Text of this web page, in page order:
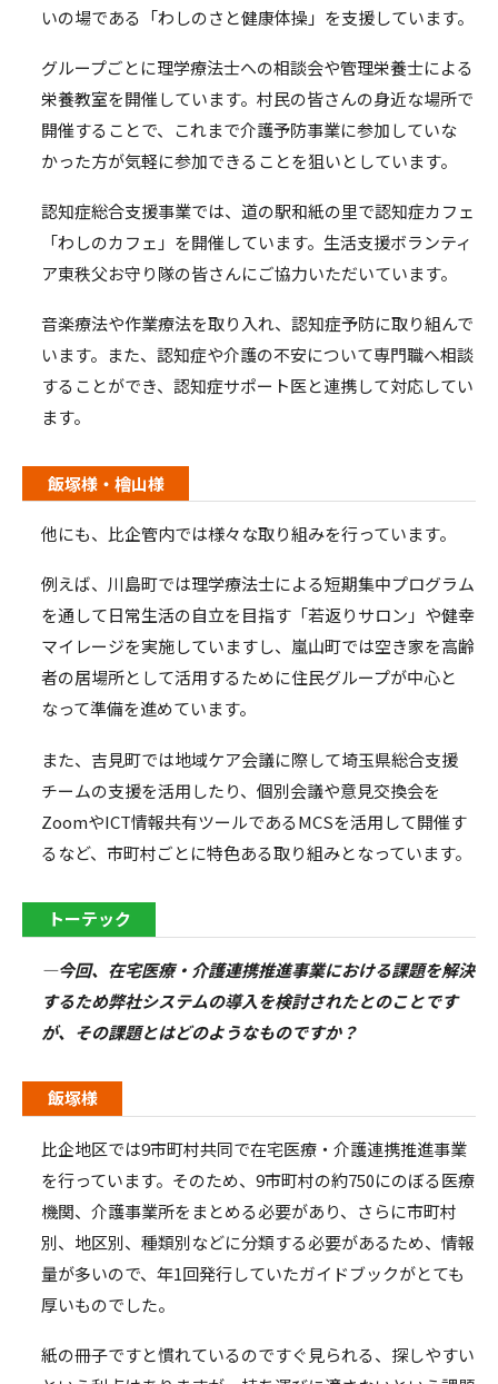
いの場である「わしのさと健康体操」を支援しています。
グループごとに理学療法士への相談会や管理栄養士による
栄養教室を開催しています。村民の皆さんの身近な場所で
開催することで、これまで介護予防事業に参加していな
かった方が気軽に参加できることを狙いとしています。
認知症総合支援事業では、道の駅和紙の里で認知症カフェ
「わしのカフェ」を開催しています。生活支援ボランティ
ア東秩父お守り隊の皆さんにご協力いただいています。
音楽療法や作業療法を取り入れ、認知症予防に取り組んで
います。また、認知症や介護の不安について専門職へ相談
することができ、認知症サポート医と連携して対応してい
ます。
飯塚様・檜山様
他にも、比企管内では様々な取り組みを行っています。
例えば、川島町では理学療法士による短期集中プログラム
を通して日常生活の自立を目指す「若返りサロン」や健幸
マイレージを実施していますし、嵐山町では空き家を高齢
者の居場所として活用するために住民グループが中心と
なって準備を進めています。
また、吉見町では地域ケア会議に際して埼玉県総合支援
チームの支援を活用したり、個別会議や意見交換会を
ZoomやICT情報共有ツールであるMCSを活用して開催す
るなど、市町村ごとに特色ある取り組みとなっています。
トーテック
―今回、在宅医療・介護連携推進事業における課題を解決
するため弊社システムの導入を検討されたとのことです
が、その課題とはどのようなものですか？
飯塚様
比企地区では9市町村共同で在宅医療・介護連携推進事業
を行っています。そのため、9市町村の約750にのぼる医療
機関、介護事業所をまとめる必要があり、さらに市町村
別、地区別、種類別などに分類する必要があるため、情報
量が多いので、年1回発行していたガイドブックがとても
厚いものでした。
紙の冊子ですと慣れているのですぐ見られる、探しやすい